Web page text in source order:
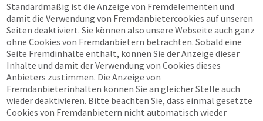
Standardmäßig ist die Anzeige von Fremdelementen und
damit die Verwendung von Fremdanbietercookies auf unseren
Seiten deaktiviert. Sie können also unsere Webseite auch ganz
ohne Cookies von Fremdanbietern betrachten. Sobald eine
Seite Fremdinhalte enthält, können Sie der Anzeige dieser
Inhalte und damit der Verwendung von Cookies dieses
Anbieters zustimmen. Die Anzeige von
Fremdanbieterinhalten können Sie an gleicher Stelle auch
wieder deaktivieren. Bitte beachten Sie, dass einmal gesetzte
Cookies von Fremdanbietern nicht automatisch wieder